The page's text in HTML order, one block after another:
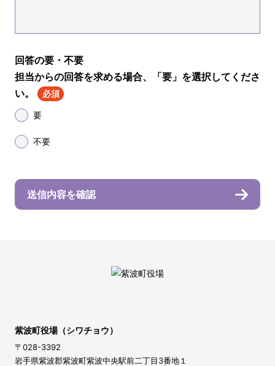
回答の要・不要
担当からの回答を求める場合、「要」を選択してくださ
い。
必須
要
不要
送信内容を確認
紫波町役場（シワチョウ）
〒028-3392
岩手県紫波郡紫波町紫波中央駅前二丁目3番地１